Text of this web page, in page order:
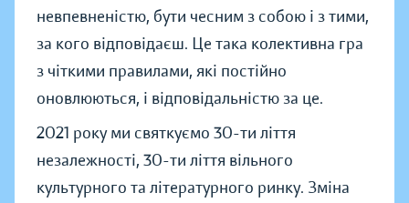
невпевненістю, бути чесним з собою і з тими,
за кого відповідаєш. Це така колективна гра
з чіткими правилами, які постійно
оновлюються, і відповідальністю за це.
2021 року ми святкуємо 30-ти ліття
незалежності, 30-ти ліття вільного
культурного та літературного ринку. Зміна